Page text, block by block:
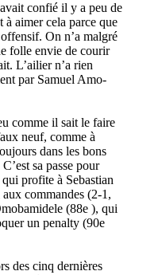
confié il y a peu de
à aimer cela parce que
On n’a malgré
folle envie de courir
L’ailier n’a rien
par Samuel Amo-
comme il sait le faire
neuf, comme à
dans les bons
sa passe pour
profite à Sebastian
commandes (2-1,
(88e ), qui
un penalty (90e
des cinq dernières